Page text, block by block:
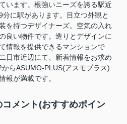
います。根強いニーズを誇る駅近
に駅があります。目立つ外観と
を持つデザイナーズ。空気の入れ
良い物件です。造りとデザインに
情報を提供できるマンションで
日市近辺にて、新着情報をお求め
らASUMO-PLUS(アスモプラス)
報が満載です。
メント(おすすめポイン